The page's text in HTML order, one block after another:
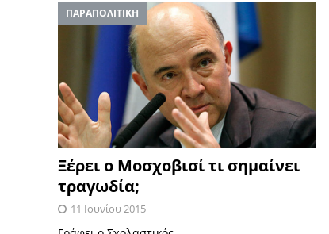
και οι Ρήτρες του ESM
ΑΠΟΨΕΙΣ
ισχύς για την Ελλάδα
ΑΠΟΨΕΙΣ
και εγελοιοποιήθη εμφανιζόμενη»: Το άδοξο βήμα της Μ. Καρυστιανού
ΠΑΡΑΠΟΛΙΤΙΚΗ
Ξέρει ο Μοσχοβισί τι σημαίνει
τραγωδία;
11 Ιουνίου 2015